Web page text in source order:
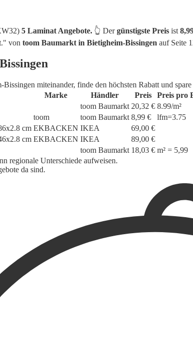
5 Laminat Angebote. 👆 Dergünstigste Preis ist
von toom Baumarkt in Bietigheim-Bissingen auf Seite
miteinander, finde den höchsten Rabatt und
Marke Händler Preis Preis pro
toom Baumarkt 20,32 € 8.99/m²
toom toom Baumarkt 8,99 € lfm=3.75
cm EKBACKEN IKEA
69,00 €
cm EKBACKEN IKEA
89,00 €
toom Baumarkt 18,03 € m² = 5,99
regionale Unterschiede aufweisen.
da sind.